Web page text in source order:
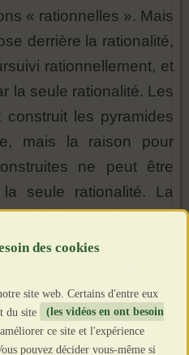
« rationnelles ». Mais
derrière la rationalité,
rationnellement, et
la seule rationalité. Les
les pyramides
mais la raison pour
ne peut être
seule rationalité. La
la volonté, le fait qu'ils
et cette volonté est
site web. Certains d'entre eux
du site
(les vidéos en ont besoin
ce site et l'expérience
pouvez décider vous-même si